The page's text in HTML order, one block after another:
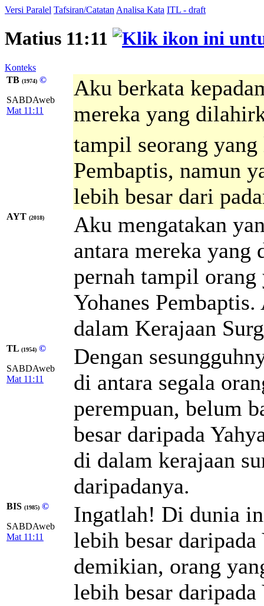
Versi Paralel Tafsiran/Catatan Analisa Kata ITL - draft
Matius 11:11
Konteks
TB (1974) ©
SABDAweb
Mat 11:11
Aku berkata
mereka yang
tampil seorang
Pembaptis, namun
lebih besar dari
AYT (2018)
Aku mengatakan
antara mereka
pernah tampil orang
Yohanes
dalam Kerajaan
TL (1954) ©
SABDAweb
Mat 11:11
Dengan
di antara segala
perempuan, belum
besar daripada
di dalam kerajaan
daripadanya.
BIS (1985) ©
SABDAweb
Mat 11:11
Ingatlah! Di dunia
lebih besar
demikian, orang
lebih besar daripada